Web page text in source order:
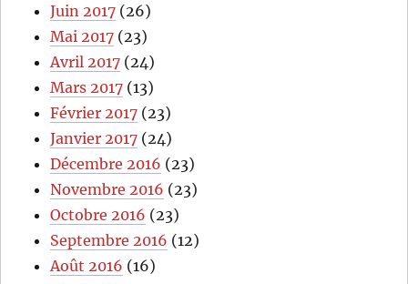
Juin 2017 (26)
Mai 2017 (23)
Avril 2017 (24)
Mars 2017 (13)
Février 2017 (23)
Janvier 2017 (24)
Décembre 2016 (23)
Novembre 2016 (23)
Octobre 2016 (23)
Septembre 2016 (12)
Août 2016 (16)